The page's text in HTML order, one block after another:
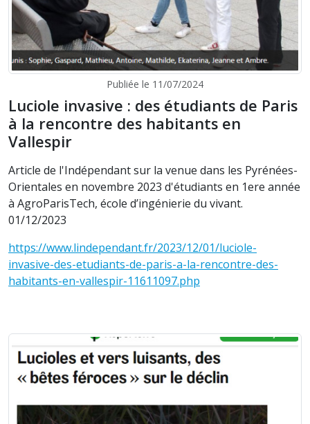
Publiée le 11/07/2024
Luciole invasive : des étudiants de Paris
à la rencontre des habitants en
Vallespir
Article de l'Indépendant sur la venue dans les Pyrénées-
Orientales en novembre 2023 d'étudiants en 1ere année
à AgroParisTech, école d’ingénierie du vivant.
01/12/2023
https://www.lindependant.fr/2023/12/01/luciole-
invasive-des-etudiants-de-paris-a-la-rencontre-des-
habitants-en-vallespir-11611097.php